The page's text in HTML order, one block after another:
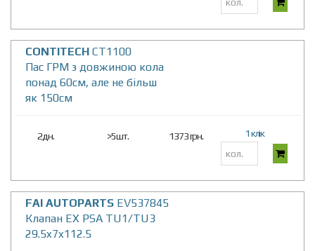
CONTITECH CT1100
Пас ГРМ з довжиною кола
понад 60см, але не більш
як 150см
2дн. >5шт. 1373 грн. 1 клік
FAI AUTOPARTS EV537845
Клапан EX PSA TU1/TU3
29.5x7x112.5